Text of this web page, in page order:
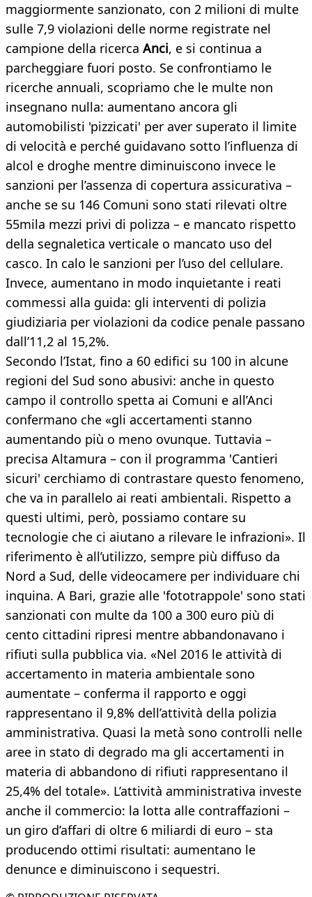
maggiormente sanzionato, con 2 milioni di multe
sulle 7,9 violazioni delle norme registrate nel
campione della ricerca Anci, e si continua a
parcheggiare fuori posto. Se confrontiamo le
ricerche annuali, scopriamo che le multe non
insegnano nulla: aumentano ancora gli
automobilisti 'pizzicati' per aver superato il limite
di velocità e perché guidavano sotto l’influenza di
alcol e droghe mentre diminuiscono invece le
sanzioni per l’assenza di copertura assicurativa –
anche se su 146 Comuni sono stati rilevati oltre
55mila mezzi privi di polizza – e mancato rispetto
della segnaletica verticale o mancato uso del
casco. In calo le sanzioni per l’uso del cellulare.
Invece, aumentano in modo inquietante i reati
commessi alla guida: gli interventi di polizia
giudiziaria per violazioni da codice penale passano
dall’11,2 al 15,2%.
Secondo l’Istat, fino a 60 edifici su 100 in alcune
regioni del Sud sono abusivi: anche in questo
campo il controllo spetta ai Comuni e all’Anci
confermano che «gli accertamenti stanno
aumentando più o meno ovunque. Tuttavia –
precisa Altamura – con il programma 'Cantieri
sicuri' cerchiamo di contrastare questo fenomeno,
che va in parallelo ai reati ambientali. Rispetto a
questi ultimi, però, possiamo contare su
tecnologie che ci aiutano a rilevare le infrazioni». Il
riferimento è all’utilizzo, sempre più diffuso da
Nord a Sud, delle videocamere per individuare chi
inquina. A Bari, grazie alle 'fototrappole' sono stati
sanzionati con multe da 100 a 300 euro più di
cento cittadini ripresi mentre abbandonavano i
rifiuti sulla pubblica via. «Nel 2016 le attività di
accertamento in materia ambientale sono
aumentate – conferma il rapporto e oggi
rappresentano il 9,8% dell’attività della polizia
amministrativa. Quasi la metà sono controlli nelle
aree in stato di degrado ma gli accertamenti in
materia di abbandono di rifiuti rappresentano il
25,4% del totale». L’attività amministrativa investe
anche il commercio: la lotta alle contraffazioni –
un giro d’affari di oltre 6 miliardi di euro – sta
producendo ottimi risultati: aumentano le
denunce e diminuiscono i sequestri.